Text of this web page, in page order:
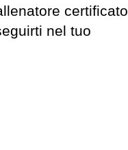
certificato
nel tuo